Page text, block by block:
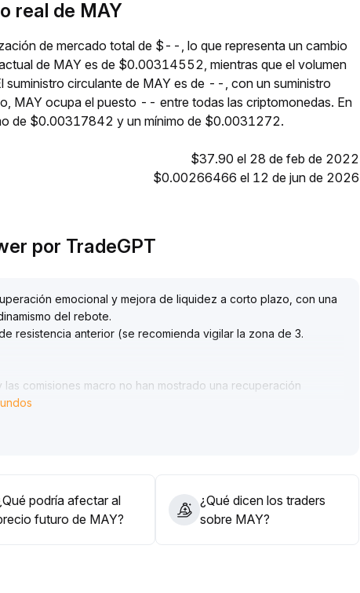
real de MAY
de mercado total de $--, lo que representa un cambio
de MAY es de $0.00314552, mientras que el volumen
circulante de MAY es de --, con un suministro
MAY ocupa el puesto -- entre todas las criptomonedas. En
de $0.00317842 y un mínimo de $0.0031272.
$37.90 el 28 de feb de 2022
$0.00266466 el 12 de jun de 2026
por TradeGPT
emocional y mejora de liquidez a corto plazo, con una
del rebote.
resistencia anterior (se recomienda vigilar la zona de 3.
comisiones macro no han mostrado una recuperación
sigue siendo baja, lo que indica que la base del mercado
rebote a corto plazo, pero mantener extrema prudencia para
podría afectar al
futuro de MAY?
¿Qué dicen los traders
sobre MAY?